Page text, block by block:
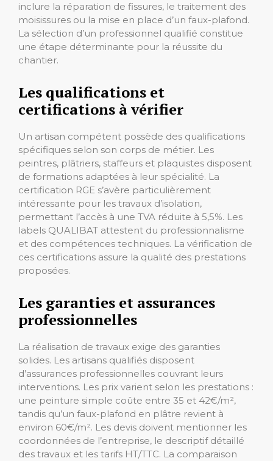
inclure la réparation de fissures, le traitement des
moisissures ou la mise en place d’un faux-plafond.
La sélection d’un professionnel qualifié constitue
une étape déterminante pour la réussite du
chantier.
Les qualifications et
certifications à vérifier
Un artisan compétent possède des qualifications
spécifiques selon son corps de métier. Les
peintres, plâtriers, staffeurs et plaquistes disposent
de formations adaptées à leur spécialité. La
certification RGE s’avère particulièrement
intéressante pour les travaux d’isolation,
permettant l’accès à une TVA réduite à 5,5%. Les
labels QUALIBAT attestent du professionnalisme
et des compétences techniques. La vérification de
ces certifications assure la qualité des prestations
proposées.
Les garanties et assurances
professionnelles
La réalisation de travaux exige des garanties
solides. Les artisans qualifiés disposent
d’assurances professionnelles couvrant leurs
interventions. Les prix varient selon les prestations :
une peinture simple coûte entre 35 et 42€/m²,
tandis qu’un faux-plafond en plâtre revient à
environ 60€/m². Les devis doivent mentionner les
coordonnées de l’entreprise, le descriptif détaillé
des travaux et les tarifs HT/TTC. La comparaison